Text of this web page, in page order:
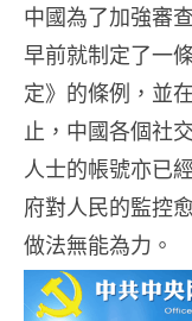
中國為了加強審
早前就制定了一
定》的條例，並
止，中國各個社
人士的帳號亦已
府對人民的監控
做法無能為力。